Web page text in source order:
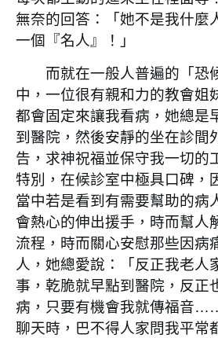
無奈的回答：「她不是我什麼
一個『名人』！」
而就在一般人普遍的「恐
中，一位很有親和力的教會姐
都會固定來讓我看病，她總是
到醫院，然後安靜的坐在診間
告，求神祝福並保守我一切的
特別，在候診室中極具口碑，
當中若是看到有需要幫助的病
會熱心的伸出援手，時而幫人
流程，時而關心安慰那些因病
人，她總愛說：「反正我老人
事，乾脆就早點到醫院，反正
病，只要有機會我就傳福音
聊天時，巴不得人家問我平常